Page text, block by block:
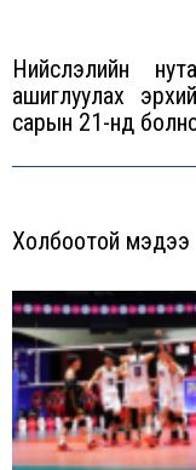
Нийслэлийн
ашиглуулах
сарын 21-нд
Холбоотой мэдээ